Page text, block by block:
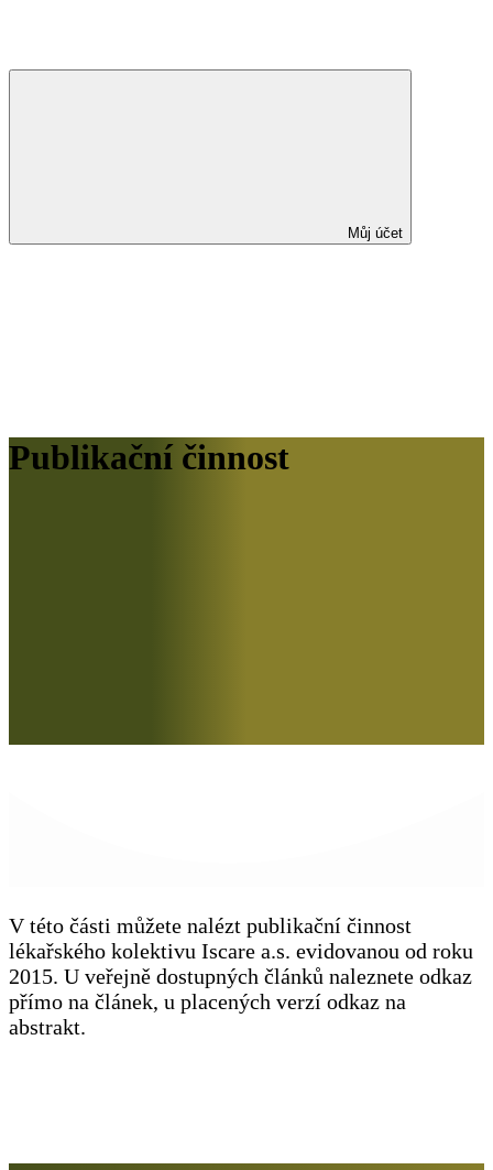
Můj účet
Publikační činnost
V této části můžete nalézt publikační činnost
lékařského kolektivu Iscare a.s. evidovanou od roku
2015. U veřejně dostupných článků naleznete odkaz
přímo na článek, u placených verzí odkaz na
abstrakt.